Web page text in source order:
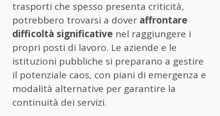
trasporti che spesso presenta criticità,
potrebbero trovarsi a dover affrontare
difficoltà significative nel raggiungere i
propri posti di lavoro. Le aziende e le
istituzioni pubbliche si preparano a gestire
il potenziale caos, con piani di emergenza e
modalità alternative per garantire la
continuità dei servizi.